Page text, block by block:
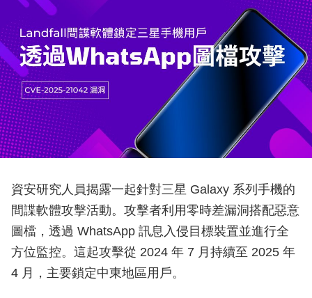
資安研究人員揭露一起針對三星 Galaxy 系列手機的
間諜軟體攻擊活動。攻擊者利用零時差漏洞搭配惡意
圖檔，透過 WhatsApp 訊息入侵目標裝置並進行全
方位監控。這起攻擊從 2024 年 7 月持續至 2025 年
4 月，主要鎖定中東地區用戶。